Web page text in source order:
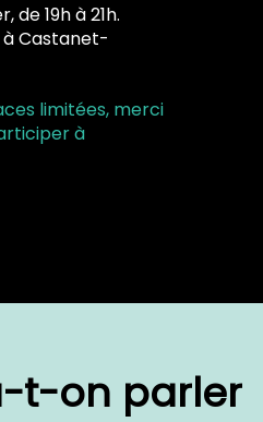
de 19h à 21h.
à Castanet-
limitées, merci
à
t-on parler